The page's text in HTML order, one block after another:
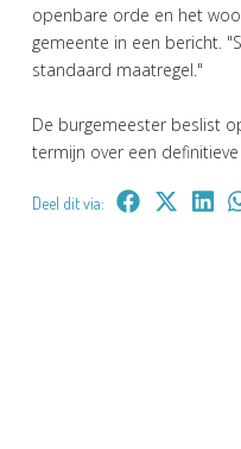
openbare orde en het
gemeente in een bericht.
standaard maatregel."
De burgemeester beslist
termijn over een
Deel dit via: